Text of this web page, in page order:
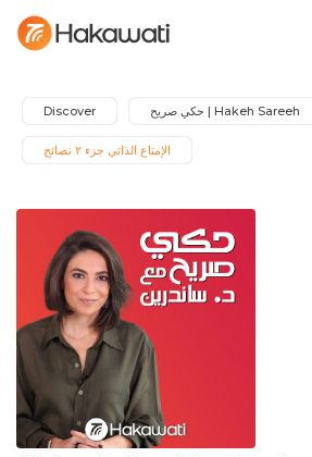
Discover Hakeh Sareeh | حكي صريح
الإمتاع الذاتي جزء ٢ نصائح